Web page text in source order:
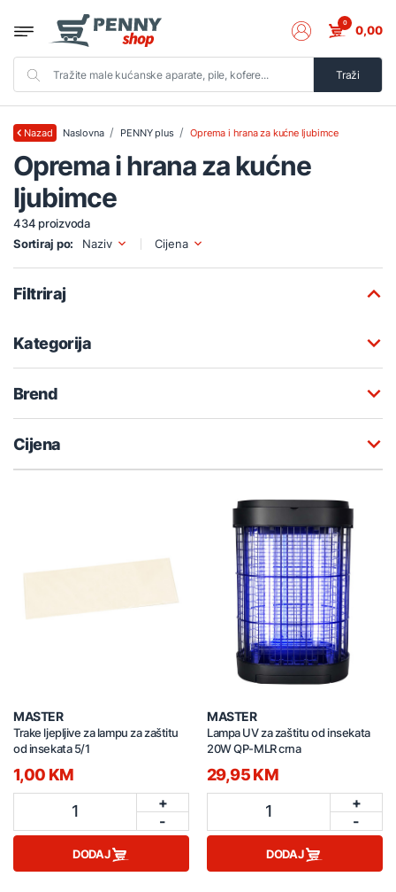
Traži
0 0,00
Nazad Naslovna PENNY plus Oprema i hrana za kućne ljubimce
Oprema i hrana za kućne
ljubimce
434 proizvoda
Sortiraj po:
Naziv Cijena
Filtriraj
Kategorija
Brend
Cijena
MASTER
Trake ljepljive za lampu za zaštitu
od insekata 5/1
1,00 KM
1
+
-
DODAJ
MASTER
Lampa UV za zaštitu od insekata
20W QP-MLR crna
29,95 KM
1
+
-
DODAJ